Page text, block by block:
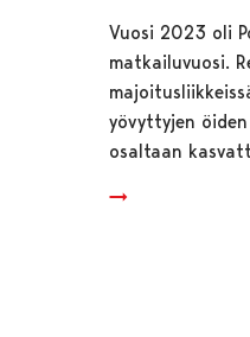
Vuosi 2023 oli
matkailuvuosi.
yövyttyjen
osaltaan